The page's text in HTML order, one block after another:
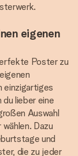
eigenen
Poster zu
einzigartiges
lieber eine
Auswahl
Dazu
und
die zu jeder